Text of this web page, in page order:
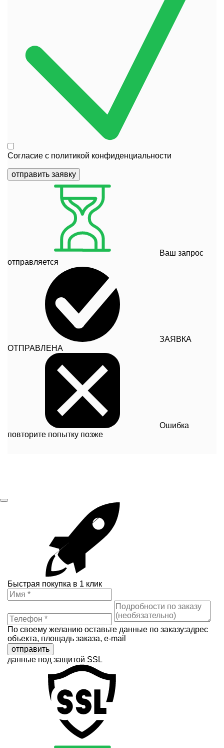
Согласие с политикой конфиденциальности
отправить заявку
Ваш запрос
отправляется
ЗАЯВКА
ОТПРАВЛЕНА
Ошибка
повторите попытку позже
Быстрая покупка в 1 клик
По своему желанию оставьте данные по заказу:адрес
объекта, площадь заказа, e-mail
отправить
данные под защитой SSL